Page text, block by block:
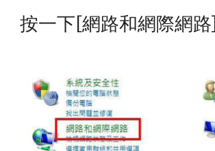
按一下[網路和網際網路]